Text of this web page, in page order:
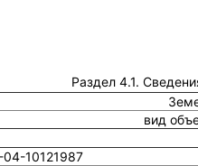
Раздел 4.1.
вид
10121987